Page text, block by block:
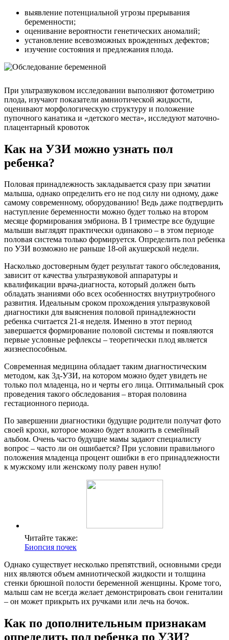
выявление потенциальной угрозы прерывания
беременности;
оценивание вероятности генетических аномалий;
установление всевозможных врожденных дефектов;
изучение состояния и предлежания плода.
При ультразвуковом исследовании выполняют фотометрию
плода, изучают показатели амниотической жидкости,
оценивают морфологическую структуру и положение
пупочного канатика и «детского места», исследуют маточно-
плацентарный кровоток
Как на УЗИ можно узнать пол
ребенка?
Половая принадлежность закладывается сразу при зачатии
малыша, однако определить его не под силу ни одному, даже
самому современному, оборудованию! Ведь даже подтвердить
наступление беременности можно будет только на втором
месяце формирования эмбриона. В I триместре все будущие
малыши выглядят практически одинаково – в этом периоде
половая система только формируется. Определить пол ребенка
по УЗИ возможно не раньше 18-ой акушерской недели.
Насколько достоверным будет результат такого обследования,
зависит от качества ультразвуковой аппаратуры и
квалификации врача-диагноста, который должен быть
обладать знаниями обо всех особенностях внутриутробного
развития. Идеальным сроком прохождения ультразвуковой
диагностики для выяснения половой принадлежности
ребенка считается 21-я неделя. Именно в этот период
завершается формирование половой системы и появляются
первые условные рефлексы – теоретически плод является
жизнеспособным.
Современная медицина обладает таким диагностическим
методом, как 3д-УЗИ, на котором можно будет увидеть не
только пол младенца, но и черты его лица. Оптимальный срок
проведения такого обследования – вторая половина
гестационного периода.
По завершении диагностики будущие родители получат фото
своей крохи, которое можно будет вложить в семейный
альбом. Очень часто будущие мамы задают специалисту
вопрос – часто ли он ошибается? При условии правильного
положения младенца процент ошибки в его принадлежности
к мужскому или женскому полу равен нулю!
Читайте также:
Биопсия почек
Однако существует несколько препятствий, основными среди
них являются объем амниотической жидкости и толщина
стенки брюшной полости беременной женщины. Кроме того,
малыш сам не всегда желает демонстрировать свои гениталии
– он может прикрыть их ручками или лечь на бочок.
Как по дополнительным признакам
определить пол ребенка по УЗИ?